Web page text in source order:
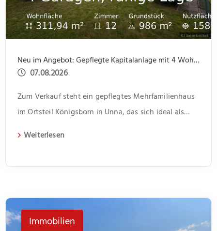
Neu im Angebot: Gepflegte Kapitalanlage mit 4 Wohnungen und 4 Garagen, ruhige Lage
07.08.2026
Zum Verkauf steht ein gepflegtes Mehrfamilienhaus
im Ortsteil Königsborn in Unna, das sich ideal als
[…]
Weiterlesen
Immobilien